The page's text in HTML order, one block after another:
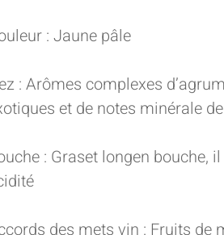
: Jaune pâle
: Arômes complexes
et de notes minérale
: Graset longen bouche,
des mets vin : Fruits de